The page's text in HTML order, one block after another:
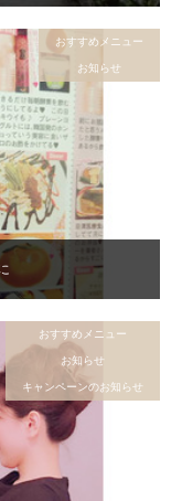
おすすめメニュー
お知らせ
おすすめメニュー
お知らせ
キャンペーンのお知らせ